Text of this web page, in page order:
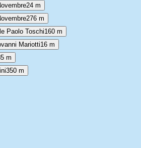
24 m
276 m
Paolo Toschi160 m
Mariotti16 m
m
350 m